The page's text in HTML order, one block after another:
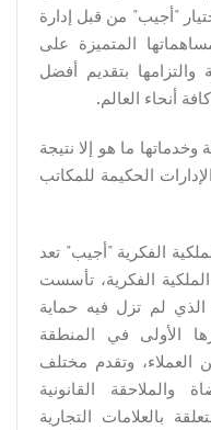
"أجيب" من قبل إدارة
المتميزة على
والتزامها بتقديم أفضل
أنحاء العالم.
وخدماتها ما هو إلا نتيجة
الحكيمة للمكاتب
الفكرية "أجيب" تعد
الفكرية، تأسست
في الوقت الذي لم تزل فيه حماية
الأولى في المنطقة
العملاء، وتقدم مختلف
والملاحقة القانونية
بالعلامات التجارية